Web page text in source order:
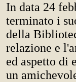
In data 24
terminato i
della
relazione e
ed aspetto di
un